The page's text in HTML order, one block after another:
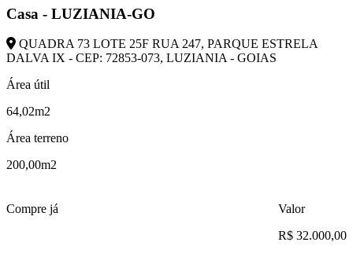
Casa - LUZIANIA-GO
QUADRA 73 LOTE 25F RUA 247, PARQUE ESTRELA
DALVA IX - CEP: 72853-073, LUZIANIA - GOIAS
Área útil
64,02m2
Área terreno
200,00m2
Compre já
Valor
R$ 32.000,00